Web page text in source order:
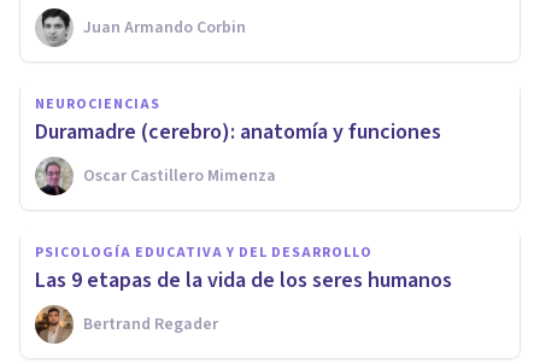
Juan Armando Corbin
NEUROCIENCIAS
​Duramadre (cerebro): anatomía y funciones
Oscar Castillero Mimenza
PSICOLOGÍA EDUCATIVA Y DEL DESARROLLO
Las 9 etapas de la vida de los seres humanos
Bertrand Regader